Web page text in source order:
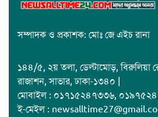
সম্পাদক ও প্রকাশক: মোঃ জে এইচ রানা
১৪৪/৫, ২য় তলা, ডেল্টামোড়, বিরুলিয়া
রাজাশন, সাভার, ঢাকা-১৩৪০ |
মোবাইল : ০১৭১৫২৪৭৩৩৬,
ই-মেইল :